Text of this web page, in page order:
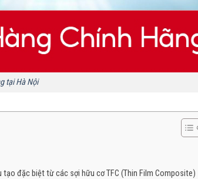
tại Hà Nội
đặc biệt từ các sợi hữu cơ TFC (Thin Film Composite)